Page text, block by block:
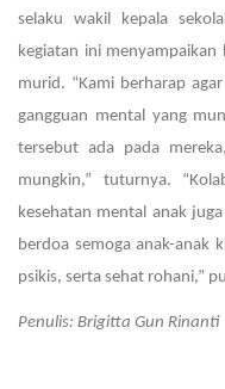
selaku wakil kepala
kegiatan ini
murid. “Kami berharap
gangguan mental yang
tersebut ada pada
mungkin,” tuturnya.
kesehatan mental anak
berdoa semoga anak-anak
psikis, serta sehat rohani,”
Penulis: Brigitta Gun Rinanti